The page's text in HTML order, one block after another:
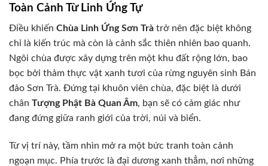
Toàn Cảnh Từ Linh Ứng Tự
Điều khiến Chùa Linh Ứng Sơn Trà trở nên đặc biệt không
chỉ là kiến trúc mà còn là cảnh sắc thiên nhiên bao quanh.
Ngôi chùa được xây dựng trên một khu đất rộng lớn, bao
bọc bởi thảm thực vật xanh tươi của rừng nguyên sinh Bán
đảo Sơn Trà. Đứng tại khuôn viên chùa, đặc biệt là dưới
chân Tượng Phật Bà Quan Âm, bạn sẽ có cảm giác như
đang đứng giữa ranh giới của trời, núi và biển.
Từ vị trí này, tầm nhìn mở ra một bức tranh toàn cảnh
ngoạn mục. Phía trước là đại dương xanh thẳm, nơi những